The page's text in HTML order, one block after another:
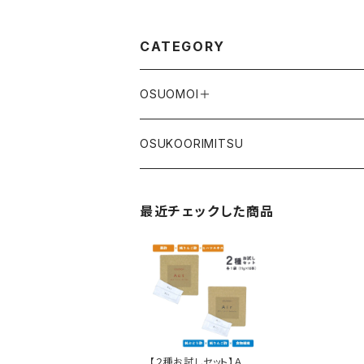
CATEGORY
OSUOMOI＋
OSUKOORIMITSU
最近チェックした商品